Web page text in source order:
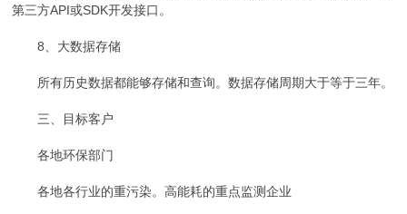
第三方API或SDK开发接口。
8、大数据存储
所有历史数据都能够存储和查询。数据存储周期大于等于三年。
三、目标客户
各地环保部门
各地各行业的重污染。高能耗的重点监测企业